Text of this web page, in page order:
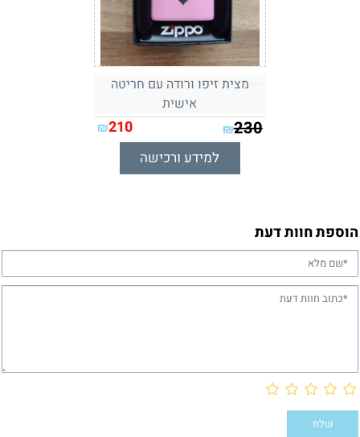
מצית זיפו ורודה עם חריטה
אישית
₪230
₪210
למידע ורכישה
הוספת חוות דעת